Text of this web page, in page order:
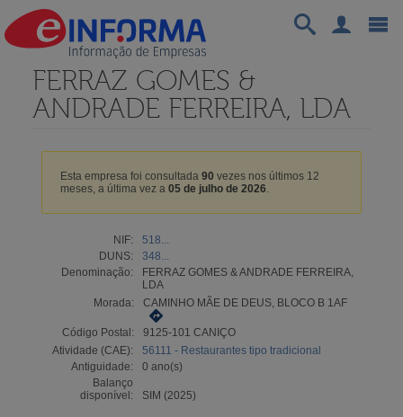
FERRAZ GOMES &
ANDRADE FERREIRA, LDA
Esta empresa foi consultada 90 vezes nos últimos 12
meses, a última vez a 05 de julho de 2026.
NIF:
518...
DUNS:
348...
Denominação:
FERRAZ GOMES & ANDRADE FERREIRA,
LDA
Morada:
CAMINHO MÃE DE DEUS, BLOCO B 1AF
Código Postal:
9125-101 CANIÇO
Atividade (CAE):
56111 - Restaurantes tipo tradicional
Antiguidade:
0 ano(s)
Balanço
disponível:
SIM (2025)